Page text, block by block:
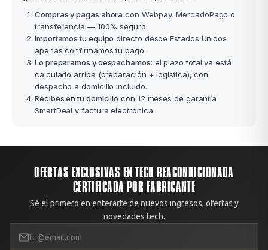
Compras y pagas ahora con Webpay, MercadoPago o
transferencia — 100% seguro.
Importamos tu equipo directo desde Estados Unidos
apenas confirmamos tu pago.
Lo preparamos y despachamos: el plazo total ya está
calculado arriba (preparación + logística), con
despacho a domicilio incluido.
Recibes en tu domicilio con 12 meses de garantía
SmartDeal y factura electrónica.
OFERTAS EXCLUSIVAS EN TECH REACONDICIONADA
CERTIFICADA POR FABRICANTE
Sé el primero en enterarte de nuevos ingresos, ofertas y
novedades tech.